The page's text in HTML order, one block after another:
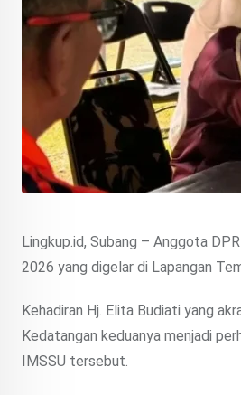
Lingkup.id, Subang – Anggota
2026 yang digelar di Lapangan
Kehadiran Hj. Elita Budiati yang
Kedatangan keduanya menjadi
IMSSU tersebut.